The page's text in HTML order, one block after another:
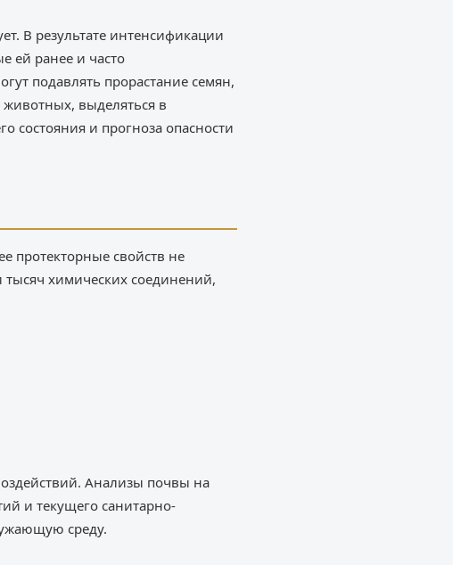
В результате интенсификации
ей ранее и часто
подавлять прорастание семян,
животных, выделяться в
состояния и прогноза опасности
протекторные свойств не
тысяч химических соединений,
Анализы почвы на
и текущего санитарно-
среду.